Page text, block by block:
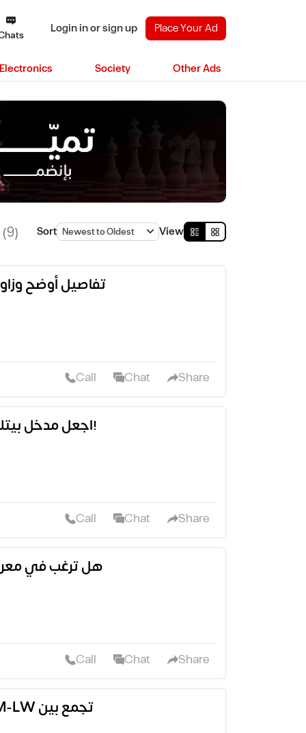
Login in or sign up Place Your Ad
Electronics Society Other Ads
(9) Sort View
تفاصيل أوضح
Call Chat Share
🏡 اجعل مدخل بيتك أو منشأتك أذكى وأكثر أماناً!
Call Chat Share
هل ترغب في
Call Chat Share
كاميرا DS-2DF9C848LXG2/LM-LW تجمع بين